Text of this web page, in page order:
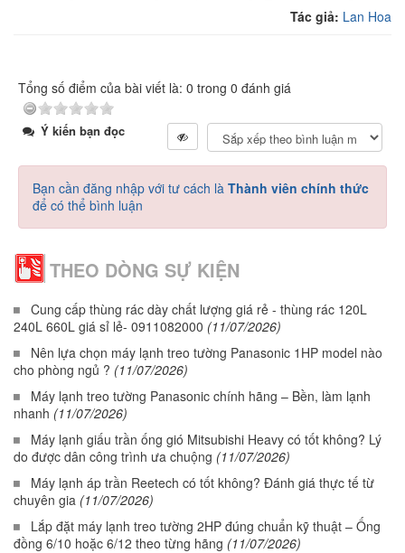
Tác giả: Lan Hoa
Tổng số điểm của bài viết là: 0 trong 0 đánh giá
Ý kiến bạn đọc
Bạn cần đăng nhập với tư cách là Thành viên chính thức
để có thể bình luận
THEO DÒNG SỰ KIỆN
Cung cấp thùng rác dày chất lượng giá rẻ - thùng rác 120L
240L 660L giá sỉ lẻ- 0911082000 (11/07/2026)
Nên lựa chọn máy lạnh treo tường Panasonic 1HP model nào
cho phòng ngủ ? (11/07/2026)
Máy lạnh treo tường Panasonic chính hãng – Bền, làm lạnh
nhanh (11/07/2026)
Máy lạnh giấu trần ống gió Mitsubishi Heavy có tốt không? Lý
do được dân công trình ưa chuộng (11/07/2026)
Máy lạnh áp trần Reetech có tốt không? Đánh giá thực tế từ
chuyên gia (11/07/2026)
Lắp đặt máy lạnh treo tường 2HP đúng chuẩn kỹ thuật – Ống
đồng 6/10 hoặc 6/12 theo từng hãng (11/07/2026)